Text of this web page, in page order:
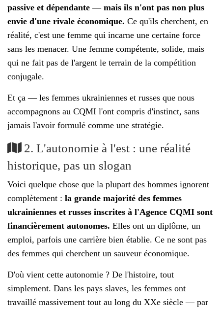
passive et dépendante — mais ils n'ont pas non plus
envie d'une rivale économique. Ce qu'ils cherchent, en
réalité, c'est une femme qui incarne une certaine force
sans les menacer. Une femme compétente, solide, mais
qui ne fait pas de l'argent le terrain de la compétition
conjugale.
Et ça — les femmes ukrainiennes et russes que nous
accompagnons au CQMI l'ont compris d'instinct, sans
jamais l'avoir formulé comme une stratégie.
2. L'autonomie à l'est : une réalité
historique, pas un slogan
Voici quelque chose que la plupart des hommes ignorent
complètement : la grande majorité des femmes
ukrainiennes et russes inscrites à l'Agence CQMI sont
financièrement autonomes. Elles ont un diplôme, un
emploi, parfois une carrière bien établie. Ce ne sont pas
des femmes qui cherchent un sauveur économique.
D'où vient cette autonomie ? De l'histoire, tout
simplement. Dans les pays slaves, les femmes ont
travaillé massivement tout au long du XXe siècle — par